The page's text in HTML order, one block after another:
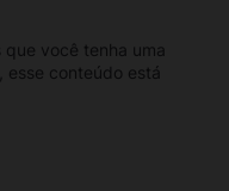
que você tenha uma
esse conteúdo está